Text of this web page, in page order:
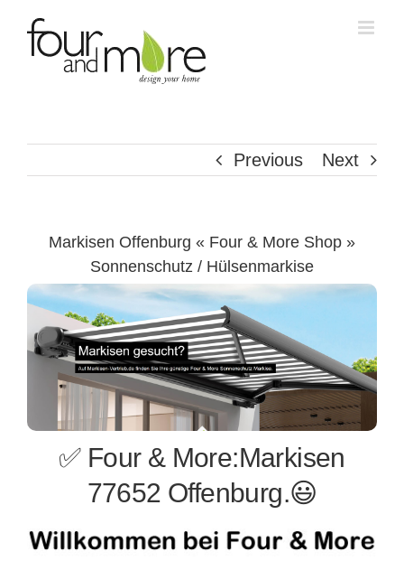
Previous Next
Markisen Offenburg « Four & More Shop »
Sonnenschutz / Hülsenmarkise
✅ Four & More:Markisen
77652 Offenburg.😃